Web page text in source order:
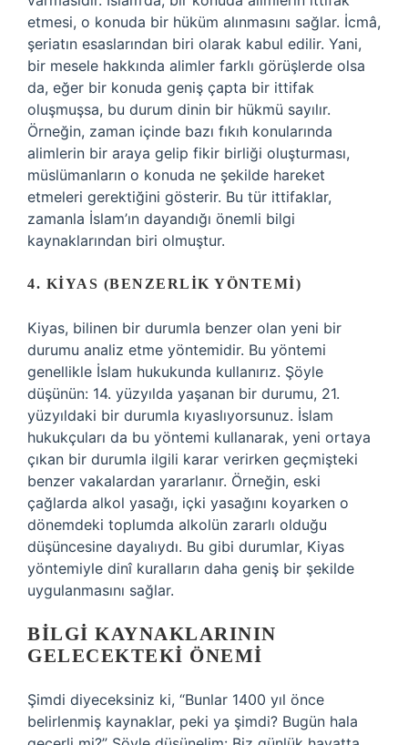
etmesi, o konuda bir hüküm alınmasını sağlar. İcmâ,
şeriatın esaslarından biri olarak kabul edilir. Yani,
bir mesele hakkında alimler farklı görüşlerde olsa
da, eğer bir konuda geniş çapta bir ittifak
oluşmuşsa, bu durum dinin bir hükmü sayılır.
Örneğin, zaman içinde bazı fıkıh konularında
alimlerin bir araya gelip fikir birliği oluşturması,
müslümanların o konuda ne şekilde hareket
etmeleri gerektiğini gösterir. Bu tür ittifaklar,
zamanla İslam’ın dayandığı önemli bilgi
kaynaklarından biri olmuştur.
4. KIYAS (BENZERLIK YÖNTEMI)
Kiyas, bilinen bir durumla benzer olan yeni bir
durumu analiz etme yöntemidir. Bu yöntemi
genellikle İslam hukukunda kullanırız. Şöyle
düşünün: 14. yüzyılda yaşanan bir durumu, 21.
yüzyıldaki bir durumla kıyaslıyorsunuz. İslam
hukukçuları da bu yöntemi kullanarak, yeni ortaya
çıkan bir durumla ilgili karar verirken geçmişteki
benzer vakalardan yararlanır. Örneğin, eski
çağlarda alkol yasağı, içki yasağını koyarken o
dönemdeki toplumda alkolün zararlı olduğu
düşüncesine dayalıydı. Bu gibi durumlar, Kiyas
yöntemiyle dinî kuralların daha geniş bir şekilde
uygulanmasını sağlar.
BILGI KAYNAKLARININ
GELECEKTEKI ÖNEMI
Şimdi diyeceksiniz ki, “Bunlar 1400 yıl önce
belirlenmiş kaynaklar, peki ya şimdi? Bugün hala